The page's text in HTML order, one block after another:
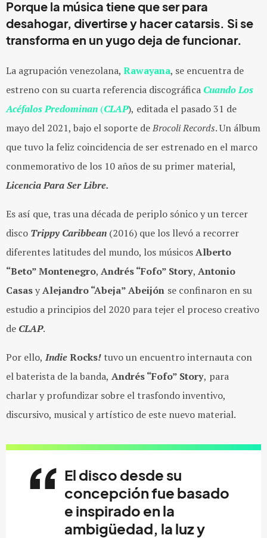
Porque la música tiene que ser para
desahogar, divertirse y hacer catarsis. Si se
transforma en un yugo deja de funcionar.
La agrupación venezolana, Rawayana, se encuentra de
estreno con su cuarta referencia discográfica Cuando Los
Acéfalos Predominan (CLAP), editada el pasado 31 de
mayo del 2021, bajo el soporte deBrocoli Records.Un álbum
que tuvo la feliz coincidencia de ser estrenado en el marco
conmemorativo de los 10 años de su primer material,
Licencia Para Ser Libre.
Es así que, tras una década de periplo sónico y un tercer
disco Trippy Caribbean (2016) que los llevó a recorrer
diferentes latitudes del mundo, los músicosAlberto
“Beto” Montenegro, Andrés “Fofo” Story, Antonio
CasasyAlejandro “Abeja” Abeijón se confinaron en su
estudio a principios del 2020 para tejer el proceso creativo
de CLAP.
Por ello, IndieRocks! tuvo un encuentro internauta con
el baterista de la banda, Andrés “Fofo” Story, para
charlar y profundizar sobre el trasfondo inventivo,
discursivo, musical y artístico de este nuevo material.
El disco desde su
concepción fue basado
e inspirado en la
ambigüedad, la luz y